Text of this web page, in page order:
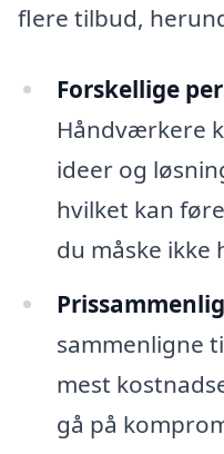
flere tilbud,
Forskellige
Håndværkere
ideer og
hvilket kan
du måske ikke
sammenligne
mest
gå på